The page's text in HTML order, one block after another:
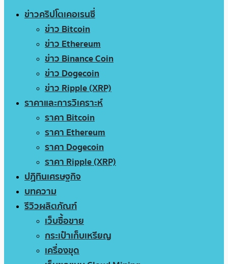
ข่าวคริปโตเคอเรนซี่
ข่าว Bitcoin
ข่าว Ethereum
ข่าว Binance Coin
ข่าว Dogecoin
ข่าว Ripple (XRP)
ราคาและการวิเคราะห์
ราคา Bitcoin
ราคา Ethereum
ราคา Dogecoin
ราคา Ripple (XRP)
ปฏิทินเศรษฐกิจ
บทความ
รีวิวผลิตภัณฑ์
เว็บซื้อขาย
กระเป๋าเก็บเหรียญ
เครื่องขุด